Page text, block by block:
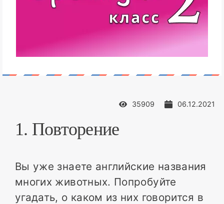
35909 06.12.2021
1. Повторение
Вы уже знаете английские названия
многих животных. Попробуйте
угадать, о каком из них говорится в